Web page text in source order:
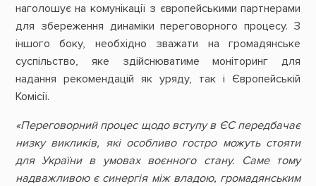
наголошує на комунікації з європейськими партнерами
для збереження динаміки переговорного процесу. З
іншого боку, необхідно зважати на громадянське
суспільство, яке здійснюватиме моніторинг для
надання рекомендацій як уряду, так і Європейській
Комісії.
«Переговорний процес щодо вступу в ЄС передбачає
низку викликів, які особливо гостро можуть стояти
для України в умовах воєнного стану. Саме тому
надважливою є синергія між владою, громадянським